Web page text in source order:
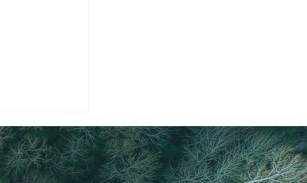
う保存食づ
存食》